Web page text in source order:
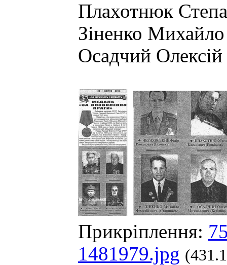
Плахотнюк
Зіненко
Осадчий
Прикріплення:
1481979.jpg